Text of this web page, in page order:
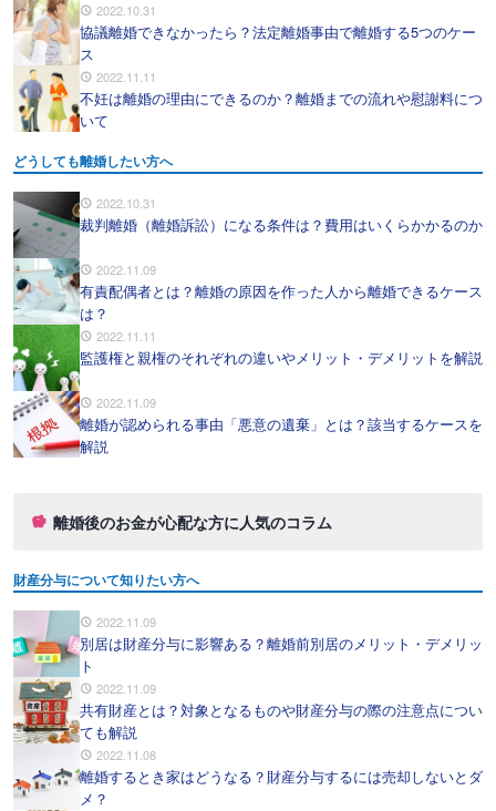
2022.10.31
協議離婚できなかったら？法定離婚事由で離婚する5つのケー
ス
2022.11.11
不妊は離婚の理由にできるのか？離婚までの流れや慰謝料につ
いて
どうしても離婚したい方へ
2022.10.31
裁判離婚（離婚訴訟）になる条件は？費用はいくらかかるのか
2022.11.09
有責配偶者とは？離婚の原因を作った人から離婚できるケース
は？
2022.11.11
監護権と親権のそれぞれの違いやメリット・デメリットを解説
2022.11.09
離婚が認められる事由「悪意の遺棄」とは？該当するケースを
解説
離婚後のお金が心配な方に人気のコラム
財産分与について知りたい方へ
2022.11.09
別居は財産分与に影響ある？離婚前別居のメリット・デメリッ
ト
2022.11.09
共有財産とは？対象となるものや財産分与の際の注意点につい
ても解説
2022.11.08
離婚するとき家はどうなる？財産分与するには売却しないとダ
メ？